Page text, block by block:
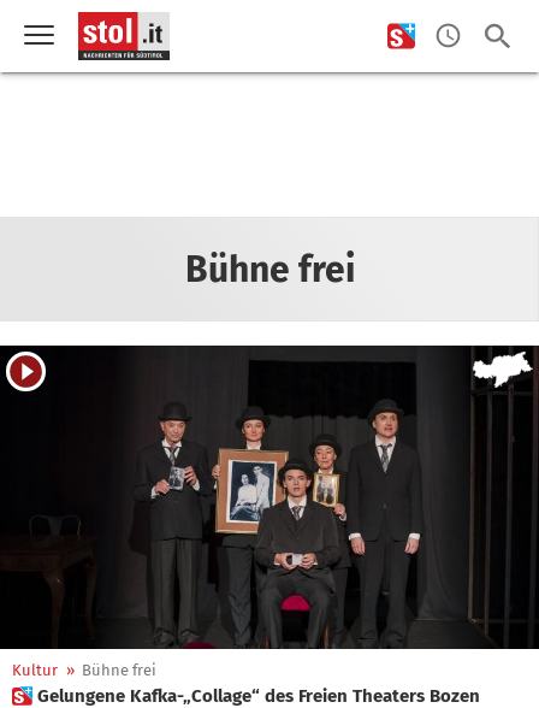
Bühne frei
Kultur » Bühne frei
 Gelungene Kafka-„Collage“ des Freien Theaters Bozen